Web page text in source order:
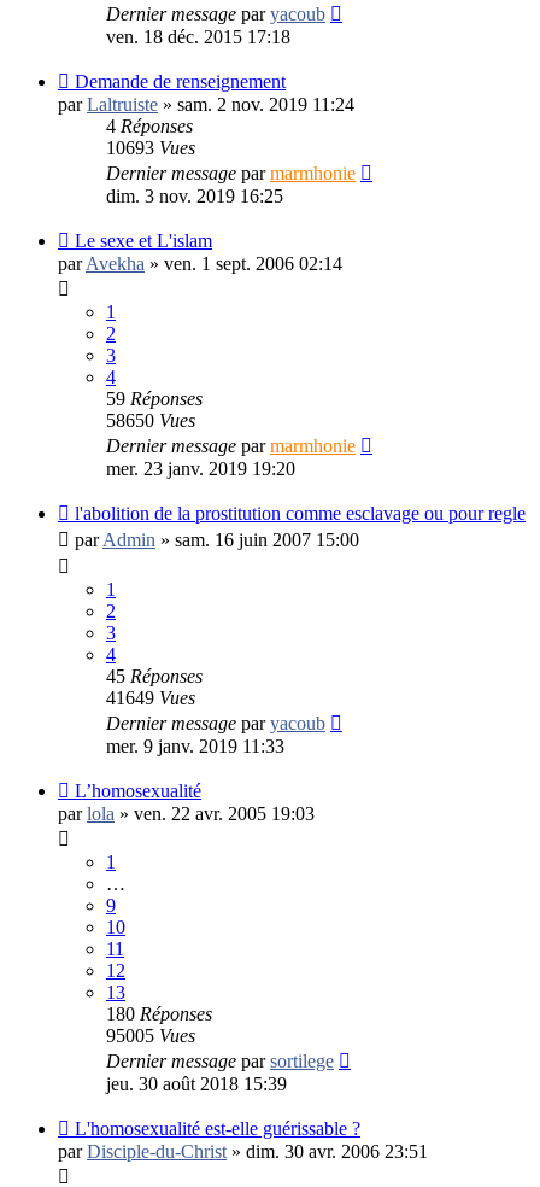
Dernier message paryacoub
ven. 18 déc. 2015 17:18
Demande de renseignement
parLaltruiste » sam. 2 nov. 2019 11:24
4 Réponses
10693 Vues
Dernier message parmarmhonie
dim. 3 nov. 2019 16:25
Le sexe et L'islam
parAvekha » ven. 1 sept. 2006 02:14
1
2
3
4
59 Réponses
58650 Vues
Dernier message parmarmhonie
mer. 23 janv. 2019 19:20
l'abolition de la prostitution comme esclavage ou pour regle
parAdmin » sam. 16 juin 2007 15:00
1
2
3
4
45 Réponses
41649 Vues
Dernier message paryacoub
mer. 9 janv. 2019 11:33
L’homosexualité
parlola » ven. 22 avr. 2005 19:03
1
…
9
10
11
12
13
180 Réponses
95005 Vues
Dernier message parsortilege
jeu. 30 août 2018 15:39
L'homosexualité est-elle guérissable ?
parDisciple-du-Christ » dim. 30 avr. 2006 23:51